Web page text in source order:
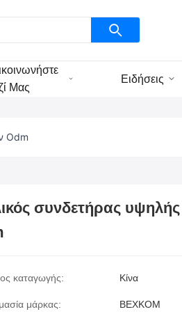
Μας
Ειδήσεις
Odm
συνδετήρας
καταγωγής: Κίνα
μάρκας: BEXKOM